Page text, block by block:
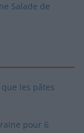
Salade de
les pâtes
pour 6